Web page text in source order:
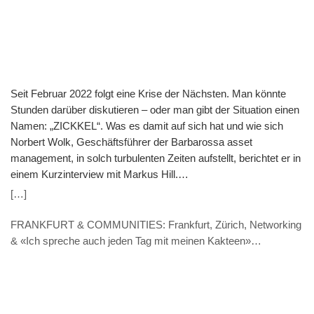
Seit Februar 2022 folgt eine Krise der Nächsten. Man könnte
Stunden darüber diskutieren – oder man gibt der Situation einen
Namen: „ZICKKEL“. Was es damit auf sich hat und wie sich
Norbert Wolk, Geschäftsführer der Barbarossa asset
management, in solch turbulenten Zeiten aufstellt, berichtet er in
einem Kurzinterview mit Markus Hill.
(VERANSTALTUNGSHINWEIS: 7.11. 9.30 Uhr) Hill: „ZICKKEL“
steckt dahinter? Wolk: ZICKKEL nenne ich die Kombination aus
Zinsanstieg, Inflation, Corona, Krieg in der Ukraine,
[…]
FRANKFURT & COMMUNITIES: Frankfurt, Zürich, Networking
& «Ich spreche auch jeden Tag mit meinen Kakteen»